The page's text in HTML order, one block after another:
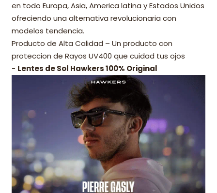
en todo Europa, Asia, America latina y Estados Unidos
ofreciendo una alternativa revolucionaria con
modelos tendencia.
Producto de Alta Calidad – Un producto con
proteccion de Rayos UV400 que cuidad tus ojos
- Lentes de Sol Hawkers 100% Original